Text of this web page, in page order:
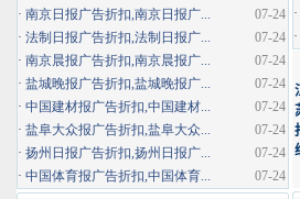
·
·
07-24
· 南京日报广告折扣,南京日报广...
07-24
· 法制日报广告折扣,法制日报广...
07-24
· 南京晨报广告折扣,南京晨报广...
07-24
· 盐城晚报广告折扣,盐城晚报广...
07-24
· 中国建材报广告折扣,中国建材...
07-24
· 盐阜大众报广告折扣,盐阜大众...
07-24
· 扬州日报广告折扣,扬州日报广...
07-24
· 中国体育报广告折扣,中国体育...